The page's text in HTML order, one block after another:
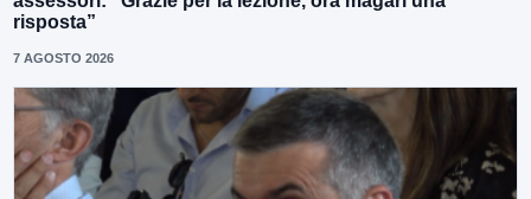
risposta”
7 AGOSTO 2026